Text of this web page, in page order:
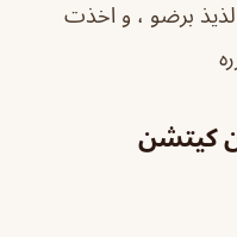
برضو ، و اخذت
كيتشن